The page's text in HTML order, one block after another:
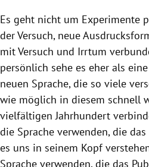
Es geht nicht um Experimente
der Versuch, neue
mit Versuch und Irrtum
persönlich sehe es eher als
neuen Sprache, die so viele
wie möglich in diesem schnell
vielfältigen Jahrhundert
die Sprache verwenden, die
es uns in seinem Kopf
Sprache verwenden, die das